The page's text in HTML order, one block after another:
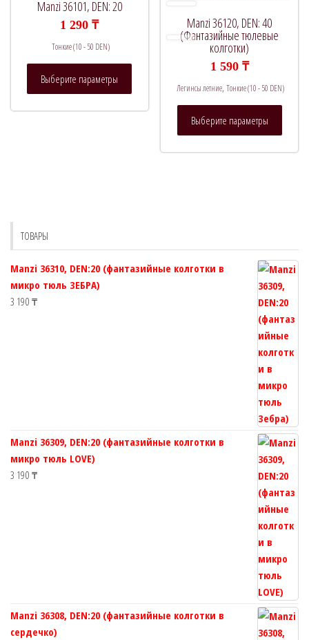
Manzi 36101, DEN: 20
1 290₸
Тонкие (10 - 50 DEN)
Выберите параметры
Manzi 36120, DEN: 40
(Фантазийные тюлевые
колготки)
1 590 ₸
Легинсы летние, Тонкие (10 - 50 DEN)
Выберите параметры
Этот
товара.
ТОВАРЫ
Manzi 36310, DEN:20 (фантазийные колготки в
микро тюль ЗЕБРА)
3 190 ₸
Manzi 36309, DEN:20 (фантазийные колготки в
микро тюль LOVE)
3 190 ₸
Manzi 36308, DEN:20 (фантазийные колготки в
сердечко)